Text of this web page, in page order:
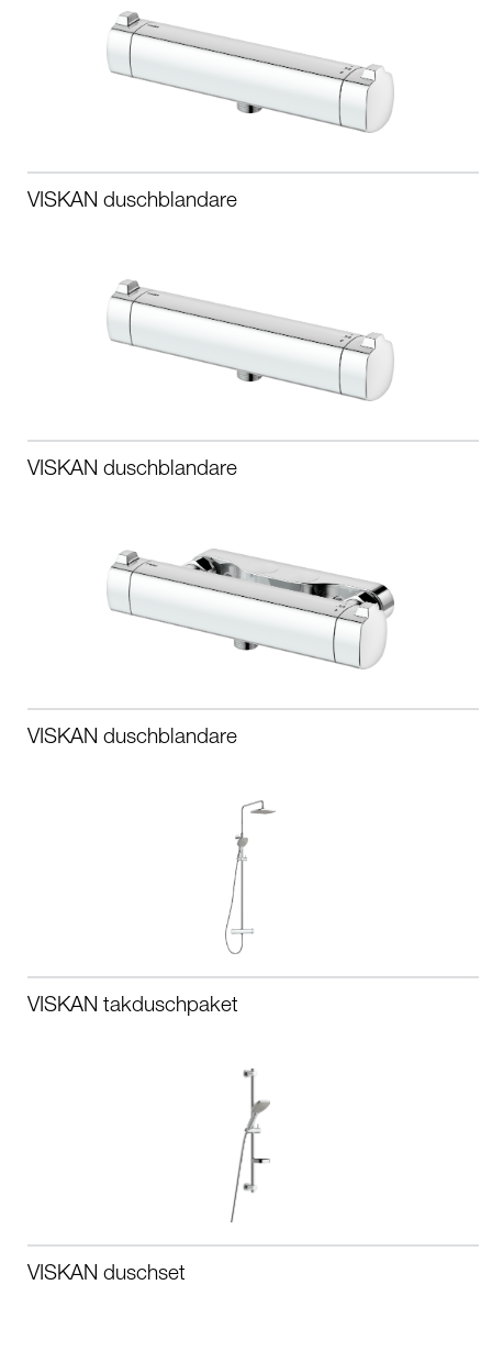
VISKAN duschblandare
VISKAN duschblandare
VISKAN duschblandare
VISKAN takduschpaket
VISKAN duschset